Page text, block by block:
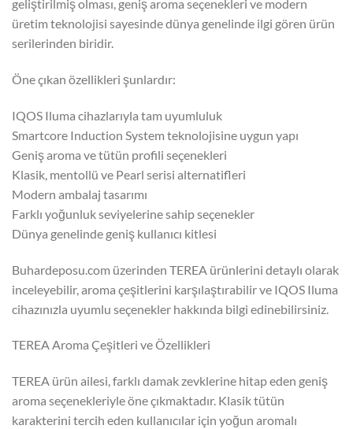
geliştirilmiş olması, geniş aroma seçenekleri ve modern
üretim teknolojisi sayesinde dünya genelinde ilgi gören ürün
serilerinden biridir.
Öne çıkan özellikleri şunlardır:
IQOS Iluma cihazlarıyla tam uyumluluk
Smartcore Induction System teknolojisine uygun yapı
Geniş aroma ve tütün profili seçenekleri
Klasik, mentollü ve Pearl serisi alternatifleri
Modern ambalaj tasarımı
Farklı yoğunluk seviyelerine sahip seçenekler
Dünya genelinde geniş kullanıcı kitlesi
Buhardeposu.com üzerinden TEREA ürünlerini detaylı olarak
inceleyebilir, aroma çeşitlerini karşılaştırabilir ve IQOS Iluma
cihazınızla uyumlu seçenekler hakkında bilgi edinebilirsiniz.
TEREA Aroma Çeşitleri ve Özellikleri
TEREA ürün ailesi, farklı damak zevklerine hitap eden geniş
aroma seçenekleriyle öne çıkmaktadır. Klasik tütün
karakterini tercih eden kullanıcılar için yoğun aromalı